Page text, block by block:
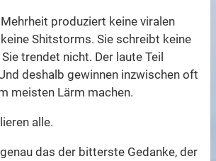
produziert keine viralen
Shitstorms. Sie schreibt keine
trendet nicht. Der laute Teil
deshalb gewinnen inzwischen oft
meisten Lärm machen.
alle.
das der bitterste Gedanke, der